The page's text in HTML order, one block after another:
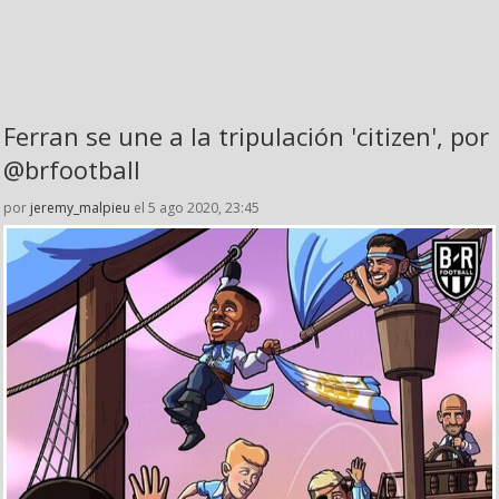
Ferran se une a la tripulación 'citizen', por
@brfootball
por jeremy_malpieu el 5 ago 2020, 23:45